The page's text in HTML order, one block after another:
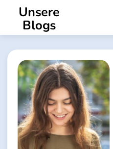
springen
Unsere
Blogs
Anonsms
Benachrichtigen Sie
Über Uns